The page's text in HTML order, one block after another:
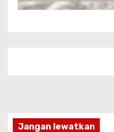
Jangan lewatkan